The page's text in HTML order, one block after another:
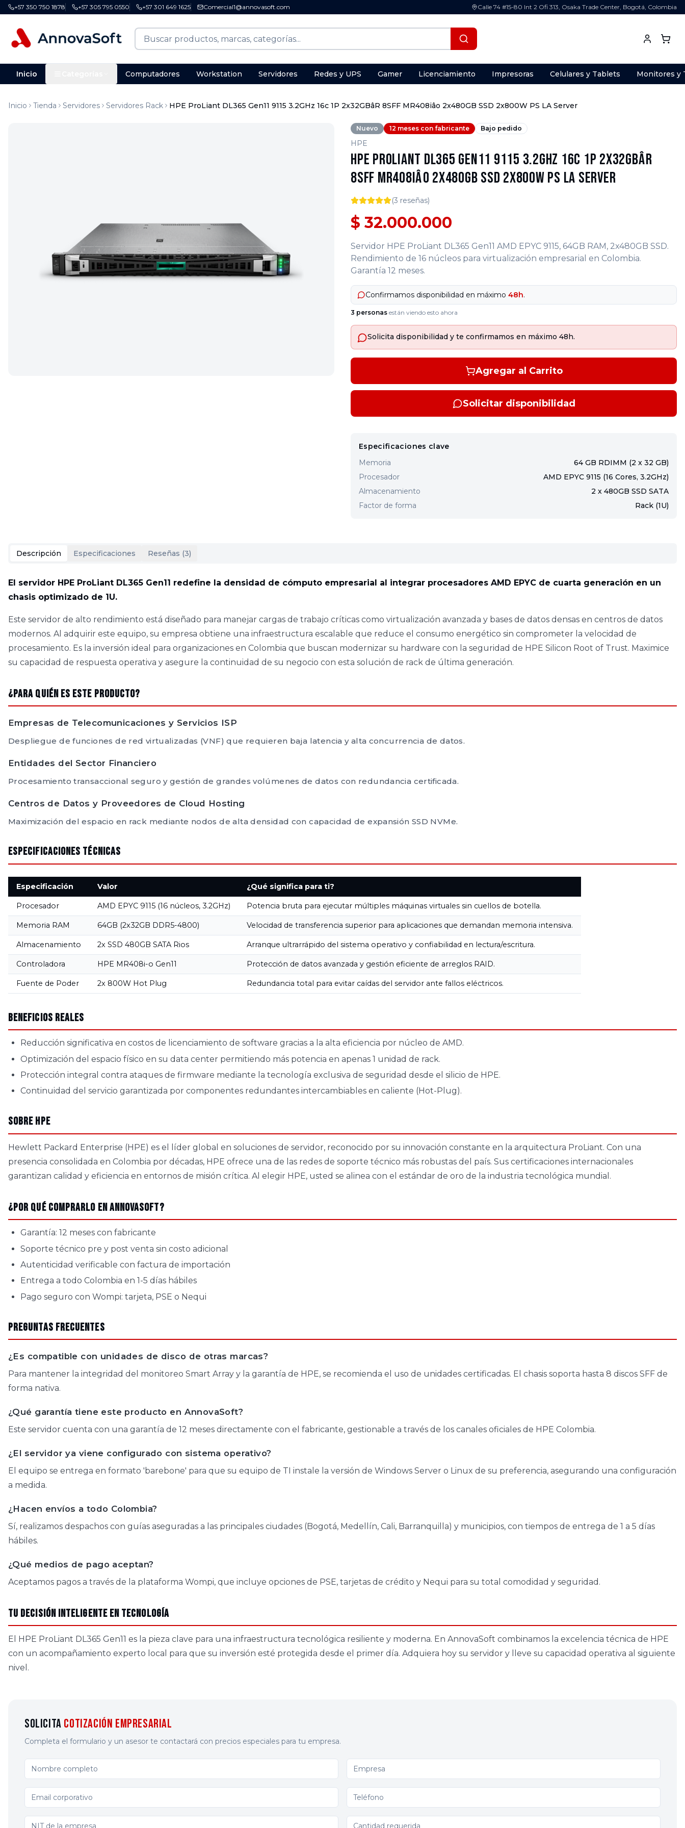
+57 350 750 1878 +57 305 795 0550 +57 301 649 1625 Comercial1@annovasoft.com Calle 74 #15-80 Int 2 Ofi 313, Osaka Trade Center, Bogotá, Colombia
Inicio Computadores Workstation Servidores Redes y UPS Gamer Licenciamiento Impresoras Celulares y Tablets Monitores y
Inicio Tienda Servidores Servidores Rack HPE ProLiant DL365 Gen11 9115 3.2GHz 16c 1P 2x32GBâR 8SFF MR408iâo 2x480GB SSD 2x800W PS LA Server
Nuevo 12 meses con fabricante Bajo pedido
HPE
HPE ProLiant DL365 Gen11 9115 3.2GHz 16c 1P 2x32GBâR
8SFF MR408iâo 2x480GB SSD 2x800W PS LA Server
(3 reseñas)
$ 32.000.000
Servidor HPE ProLiant DL365 Gen11 AMD EPYC 9115, 64GB RAM, 2x480GB SSD.
Rendimiento de 16 núcleos para virtualización empresarial en Colombia.
Garantía 12 meses.
Confirmamos disponibilidad en máximo 48h.
3 personas están viendo esto ahora
Solicita disponibilidad y te confirmamos en máximo 48h.
Agregar al Carrito
Solicitar disponibilidad
Especificaciones clave
Memoria
64 GB RDIMM (2 x 32 GB)
Procesador
AMD EPYC 9115 (16 Cores, 3.2GHz)
Almacenamiento
2 x 480GB SSD SATA
Factor de forma
Rack (1U)
Descripción Especificaciones Reseñas (3)
El servidor HPE ProLiant DL365 Gen11 redefine la densidad de cómputo empresarial al integrar procesadores AMD EPYC de cuarta generación en un
chasis optimizado de 1U.
Este servidor de alto rendimiento está diseñado para manejar cargas de trabajo críticas como virtualización avanzada y bases de datos densas en centros de datos
modernos. Al adquirir este equipo, su empresa obtiene una infraestructura escalable que reduce el consumo energético sin comprometer la velocidad de
procesamiento. Es la inversión ideal para organizaciones en Colombia que buscan modernizar su hardware con la seguridad de HPE Silicon Root of Trust. Maximice
su capacidad de respuesta operativa y asegure la continuidad de su negocio con esta solución de rack de última generación.
¿Para quién es este producto?
Empresas de Telecomunicaciones y Servicios ISP
Despliegue de funciones de red virtualizadas (VNF) que requieren baja latencia y alta concurrencia de datos.
Entidades del Sector Financiero
Procesamiento transaccional seguro y gestión de grandes volúmenes de datos con redundancia certificada.
Centros de Datos y Proveedores de Cloud Hosting
Maximización del espacio en rack mediante nodos de alta densidad con capacidad de expansión SSD NVMe.
Especificaciones Técnicas
Especificación Valor ¿Qué significa para ti?
Procesador AMD EPYC 9115 (16 núcleos, 3.2GHz) Potencia bruta para ejecutar múltiples máquinas virtuales sin cuellos de botella.
Memoria RAM 64GB (2x32GB DDR5-4800) Velocidad de transferencia superior para aplicaciones que demandan memoria intensiva.
Almacenamiento 2x SSD 480GB SATA Rios Arranque ultrarrápido del sistema operativo y confiabilidad en lectura/escritura.
Controladora HPE MR408i-o Gen11 Protección de datos avanzada y gestión eficiente de arreglos RAID.
Fuente de Poder 2x 800W Hot Plug Redundancia total para evitar caídas del servidor ante fallos eléctricos.
Beneficios Reales
Reducción significativa en costos de licenciamiento de software gracias a la alta eficiencia por núcleo de AMD.
Optimización del espacio físico en su data center permitiendo más potencia en apenas 1 unidad de rack.
Protección integral contra ataques de firmware mediante la tecnología exclusiva de seguridad desde el silicio de HPE.
Continuidad del servicio garantizada por componentes redundantes intercambiables en caliente (Hot-Plug).
Sobre HPE
Hewlett Packard Enterprise (HPE) es el líder global en soluciones de servidor, reconocido por su innovación constante en la arquitectura ProLiant. Con una
presencia consolidada en Colombia por décadas, HPE ofrece una de las redes de soporte técnico más robustas del país. Sus certificaciones internacionales
garantizan calidad y eficiencia en entornos de misión crítica. Al elegir HPE, usted se alinea con el estándar de oro de la industria tecnológica mundial.
¿Por qué comprarlo en AnnovaSoft?
Garantía: 12 meses con fabricante
Soporte técnico pre y post venta sin costo adicional
Autenticidad verificable con factura de importación
Entrega a todo Colombia en 1-5 días hábiles
Pago seguro con Wompi: tarjeta, PSE o Nequi
Preguntas Frecuentes
¿Es compatible con unidades de disco de otras marcas?
Para mantener la integridad del monitoreo Smart Array y la garantía de HPE, se recomienda el uso de unidades certificadas. El chasis soporta hasta 8 discos SFF de
forma nativa.
¿Qué garantía tiene este producto en AnnovaSoft?
Este servidor cuenta con una garantía de 12 meses directamente con el fabricante, gestionable a través de los canales oficiales de HPE Colombia.
¿El servidor ya viene configurado con sistema operativo?
El equipo se entrega en formato 'barebone' para que su equipo de TI instale la versión de Windows Server o Linux de su preferencia, asegurando una configuración
a medida.
¿Hacen envíos a todo Colombia?
Sí, realizamos despachos con guías aseguradas a las principales ciudades (Bogotá, Medellín, Cali, Barranquilla) y municipios, con tiempos de entrega de 1 a 5 días
hábiles.
¿Qué medios de pago aceptan?
Aceptamos pagos a través de la plataforma Wompi, que incluye opciones de PSE, tarjetas de crédito y Nequi para su total comodidad y seguridad.
Tu decisión inteligente en tecnología
El HPE ProLiant DL365 Gen11 es la pieza clave para una infraestructura tecnológica resiliente y moderna. En AnnovaSoft combinamos la excelencia técnica de HPE
con un acompañamiento experto local para que su inversión esté protegida desde el primer día. Adquiera hoy su servidor y lleve su capacidad operativa al siguiente
nivel.
Solicita Cotización Empresarial
Completa el formulario y un asesor te contactará con precios especiales para tu empresa.